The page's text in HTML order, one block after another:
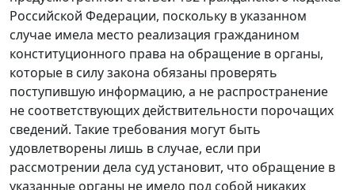
Российской Федерации, поскольку в указанном
случае имела место реализация гражданином
конституционного права на обращение в органы,
которые в силу закона обязаны проверять
поступившую информацию, а не распространение
не соответствующих действительности порочащих
сведений. Такие требования могут быть
удовлетворены лишь в случае, если при
рассмотрении дела суд установит, что обращение в
указанные органы не имело под собой никаких